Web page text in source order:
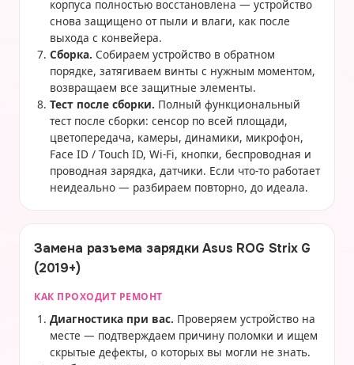
корпуса полностью восстановлена — устройство
снова защищено от пыли и влаги, как после
выхода с конвейера.
Сборка. Собираем устройство в обратном
порядке, затягиваем винты с нужным моментом,
возвращаем все защитные элементы.
Тест после сборки. Полный функциональный
тест после сборки: сенсор по всей площади,
цветопередача, камеры, динамики, микрофон,
Face ID / Touch ID, Wi-Fi, кнопки, беспроводная и
проводная зарядка, датчики. Если что-то работает
неидеально — разбираем повторно, до идеала.
Замена разъема зарядки Asus ROG Strix G
(2019+)
КАК ПРОХОДИТ РЕМОНТ
Диагностика при вас. Проверяем устройство на
месте — подтверждаем причину поломки и ищем
скрытые дефекты, о которых вы могли не знать.